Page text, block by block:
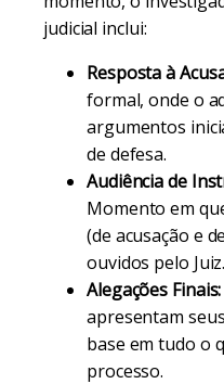
judicial inclui:
Resposta à
formal, onde o
argumentos
de defesa.
Audiência de
Momento em
(de acusação e
ouvidos pelo Juiz.
Alegações Finais:
apresentam
base em tudo o
processo.